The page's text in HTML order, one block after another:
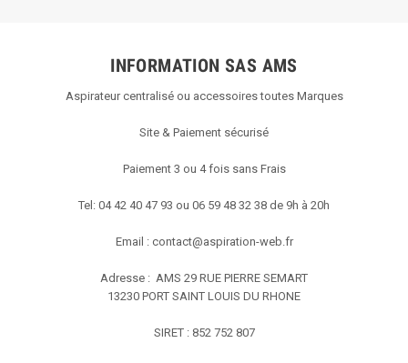
INFORMATION SAS AMS
Aspirateur centralisé ou accessoires toutes Marques
Site & Paiement sécurisé
Paiement 3 ou 4 fois sans Frais
Tel: 04 42 40 47 93 ou 06 59 48 32 38 de 9h à 20h
Email : contact@aspiration-web.fr
Adresse : AMS 29 RUE PIERRE SEMART
13230 PORT SAINT LOUIS DU RHONE
SIRET : 852 752 807